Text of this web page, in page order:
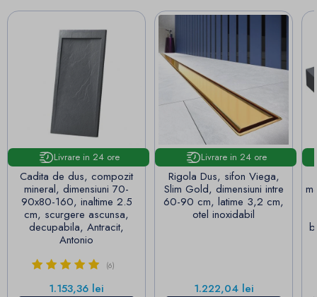
Livrare in 24 ore
Cadita de dus, compozit
mineral, dimensiuni 70-
90x80-160, inaltime 2.5
cm, scurgere ascunsa,
decupabila, Antracit,
Antonio
(6)
Pret
1.153,36 lei
Livrare in 24 ore
Rigola Dus, sifon Viega,
Slim Gold, dimensiuni intre
60-90 cm, latime 3,2 cm,
otel inoxidabil
Pret
1.222,04 lei